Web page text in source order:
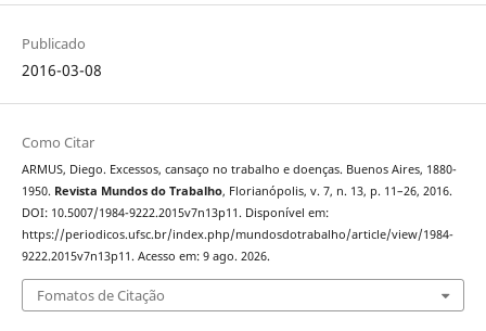
Publicado
2016-03-08
Como Citar
ARMUS, Diego. Excessos, cansaço no trabalho e doenças. Buenos Aires, 1880-
1950. Revista Mundos do Trabalho, Florianópolis, v. 7, n. 13, p. 11–26, 2016.
DOI: 10.5007/1984-9222.2015v7n13p11. Disponível em:
https://periodicos.ufsc.br/index.php/mundosdotrabalho/article/view/1984-
9222.2015v7n13p11. Acesso em: 9 ago. 2026.
Fomatos de Citação